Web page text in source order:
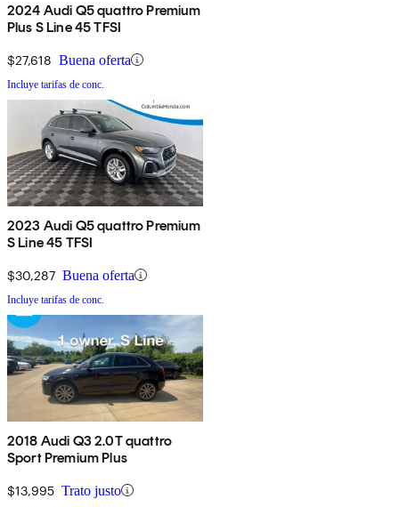
2024 Audi Q5 quattro Premium
Plus S Line 45 TFSI
$27,618 Buena oferta
Incluye tarifas de conc.
2023 Audi Q5 quattro Premium
S Line 45 TFSI
$30,287 Buena oferta
Incluye tarifas de conc.
2018 Audi Q3 2.0T quattro
Sport Premium Plus
$13,995 Trato justo